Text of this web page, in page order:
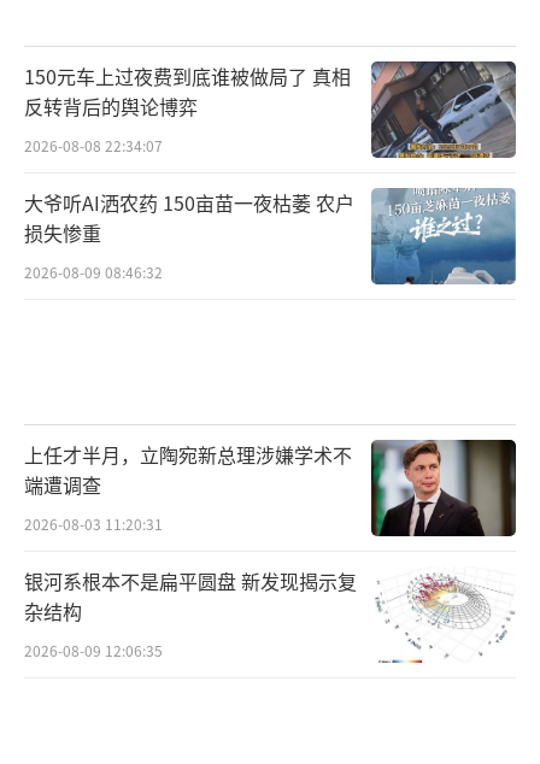
150元车上过夜费到底谁被做局了 真相
反转背后的舆论博弈
2026-08-08 22:34:07
大爷听AI洒农药 150亩苗一夜枯萎 农户
损失惨重
2026-08-09 08:46:32
上任才半月，立陶宛新总理涉嫌学术不
端遭调查
2026-08-03 11:20:31
银河系根本不是扁平圆盘 新发现揭示复
杂结构
2026-08-09 12:06:35